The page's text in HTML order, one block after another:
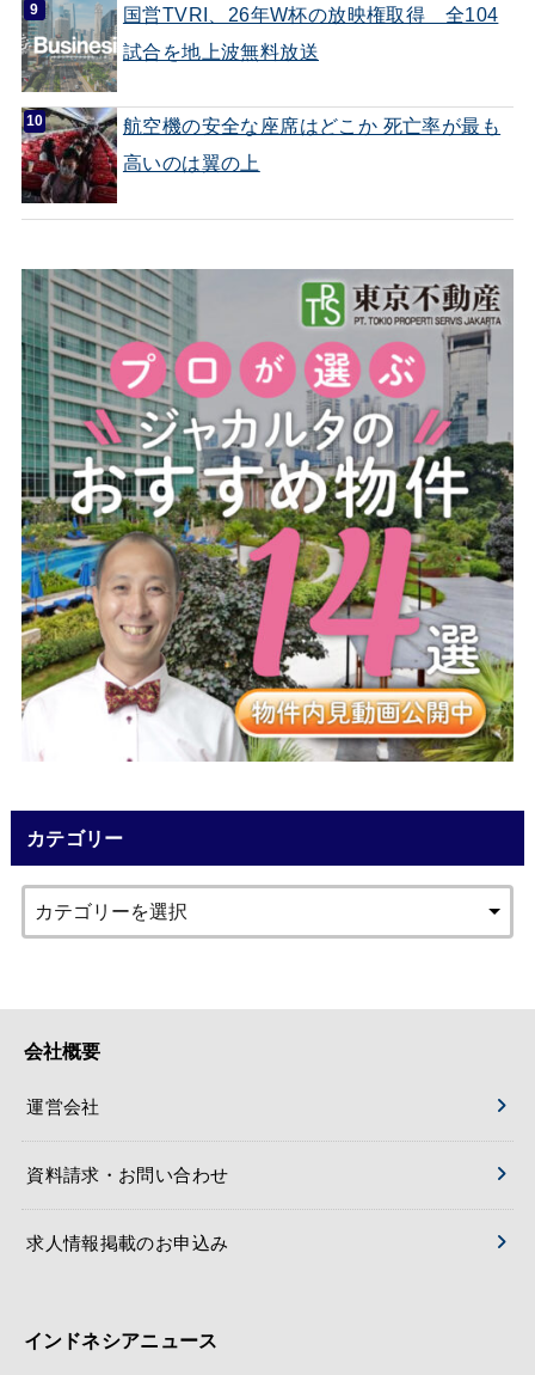
国営TVRI、26年W杯の放映権取得 全104
試合を地上波無料放送
航空機の安全な座席はどこか 死亡率が最も
高いのは翼の上
カテゴリー
会社概要
運営会社
資料請求・お問い合わせ
求人情報掲載のお申込み
インドネシアニュース